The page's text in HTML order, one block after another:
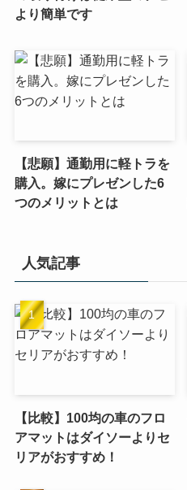
より簡単です
【悲願】通勤用に軽トラを
購入。嫁にプレゼンした6
つのメリットとは
人気記事
【比較】100均の車のフロ
アマットはダイソーよりセ
リアがおすすめ！